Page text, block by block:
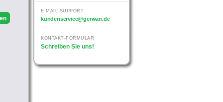
E-MAIL SUPPORT
kundenservice@gerwan.de
KONTAKT-FORMULAR
Schreiben Sie uns!